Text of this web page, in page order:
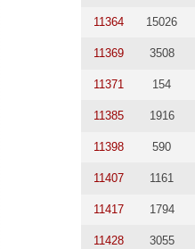
11364 15026
11369 3508
11371 154
11385 1916
11398 590
11407 1161
11417 1794
11428 3055